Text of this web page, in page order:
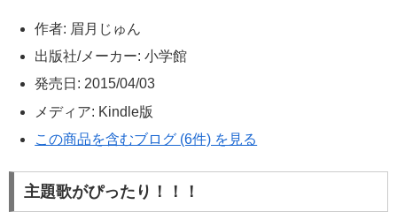
作者: 眉月じゅん
出版社/メーカー: 小学館
発売日: 2015/04/03
メディア: Kindle版
この商品を含むブログ (6件) を見る
主題歌がぴったり！！！